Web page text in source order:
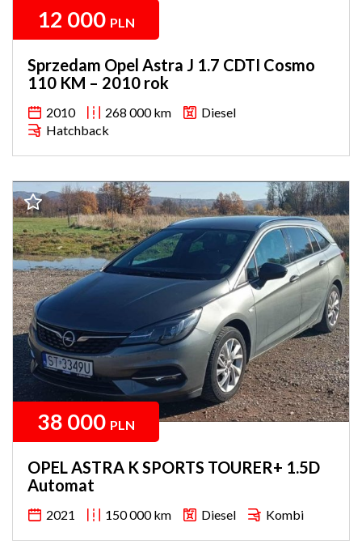
12 000 PLN
Sprzedam Opel Astra J 1.7 CDTI Cosmo
110 KM – 2010 rok
2010 268 000 km
Diesel
Hatchback
38 000 PLN
OPEL ASTRA K SPORTS TOURER+ 1.5D
Automat
2021 150 000 km Diesel Kombi